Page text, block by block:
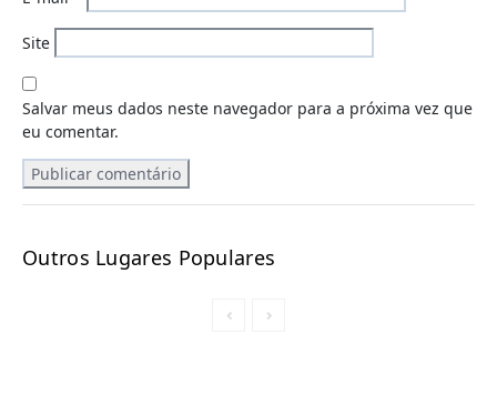
Site
Salvar meus dados neste navegador para a próxima vez que
eu comentar.
Outros Lugares Populares